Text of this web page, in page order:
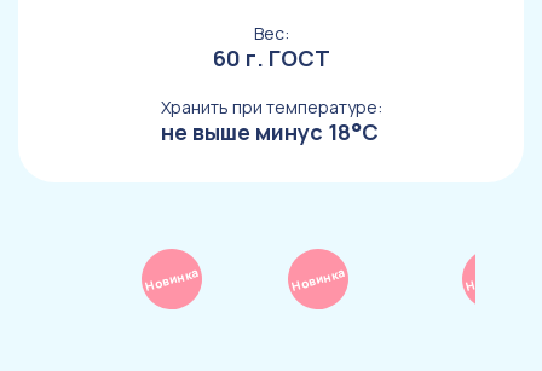
Вес:
60 г. ГОСТ
Хранить при температуре:
не выше минус 18°С
Новинка Новинка Новинка